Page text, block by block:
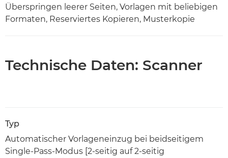
Überspringen leerer Seiten, Vorlagen mit beliebigen
Formaten, Reserviertes Kopieren, Musterkopie
Technische Daten: Scanner
Typ
Automatischer Vorlageneinzug bei beidseitigem
Single-Pass-Modus [2-seitig auf 2-seitig